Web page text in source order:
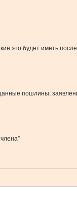
это будет иметь
пошлины,